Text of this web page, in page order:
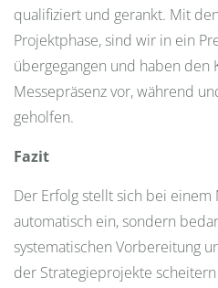
qualifiziert und gerankt. Mit
Projektphase, sind wir in ein
übergegangen und haben den
Messepräsenz vor, während
geholfen.
Fazit
Der Erfolg stellt sich bei
automatisch ein, sondern
systematischen Vorbereitung
der Strategieprojekte